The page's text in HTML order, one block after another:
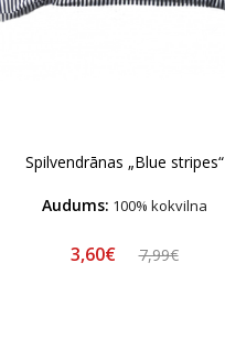
Spilvendrānas „Blue stripes“
Audums: 100% kokvilna
3,60€ 7,99€